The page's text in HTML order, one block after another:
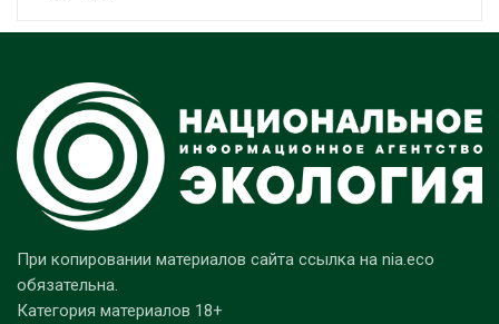
При копировании материалов сайта ссылка на nia.eco
обязательна.
Категория материалов 18+